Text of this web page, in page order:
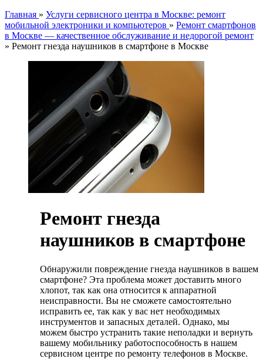
Главная » Услуги сервисного центра в Москве: ремонт
мобильной электроники и компьютеров » Ремонт смартфонов
в Москве — качественное обслуживание и недорогой ремонт
» Ремонт гнезда наушников в смартфоне в Москве
Ремонт гнезда
наушников в смартфоне
Обнаружили повреждение гнезда наушников в вашем
смартфоне? Эта проблема может доставить много
хлопот, так как она относится к аппаратной
неисправности. Вы не сможете самостоятельно
исправить ее, так как у вас нет необходимых
инструментов и запасных деталей. Однако, мы
можем быстро устранить такие неполадки и вернуть
вашему мобильнику работоспособность в нашем
сервисном центре по ремонту телефонов в Москве.